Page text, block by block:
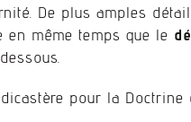
De plus amples
même temps que le